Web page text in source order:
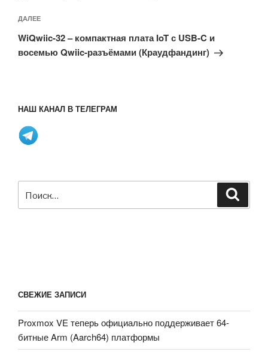
Следующая
запись
ДАЛЕЕ
WiQwiic-32 – компактная плата IoT с USB-C и
восемью Qwiic-разъёмами (Краудфандинг)
НАШ КАНАЛ В ТЕЛЕГРАМ
СВЕЖИЕ ЗАПИСИ
Proxmox VE теперь официально поддерживает 64-
битные Arm (Aarch64) платформы